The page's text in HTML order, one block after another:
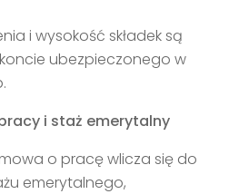
i wysokość składek są
ubezpieczonego w
i staż emerytalny
o pracę wlicza się do
emerytalnego,